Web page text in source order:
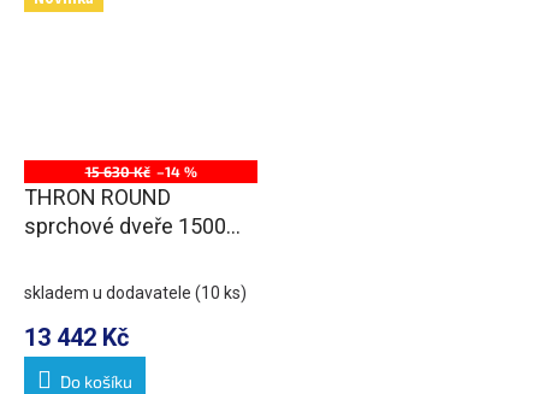
15 630 Kč –14 %
THRON ROUND
sprchové dveře 1500
sklo
skladem u dodavatele (10 ks)
13 442 Kč
Do košíku